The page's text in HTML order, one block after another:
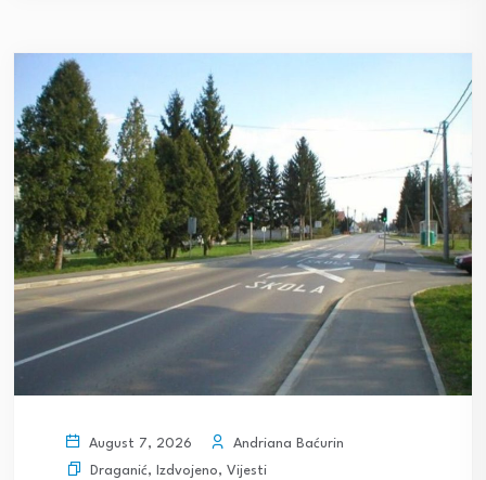
August 7, 2026
Andriana Baćurin
Draganić, Izdvojeno, Vijesti